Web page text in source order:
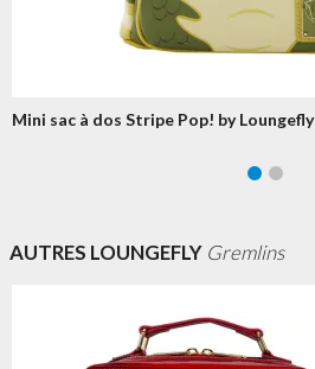
Mini sac à dos Stripe Pop! by Loungefly
AUTRES LOUNGEFLY Gremlins